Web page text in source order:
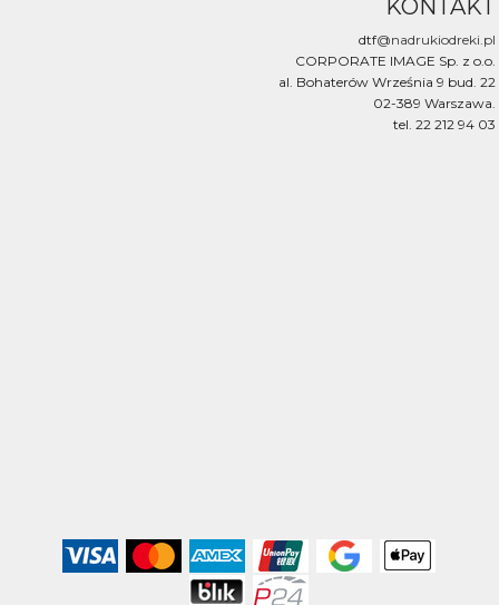
KONTAKT
dtf@nadrukiodreki.pl
CORPORATE IMAGE Sp. z o.o.
al. Bohaterów Września 9 bud. 22
02-389 Warszawa.
tel. 22 212 94 03